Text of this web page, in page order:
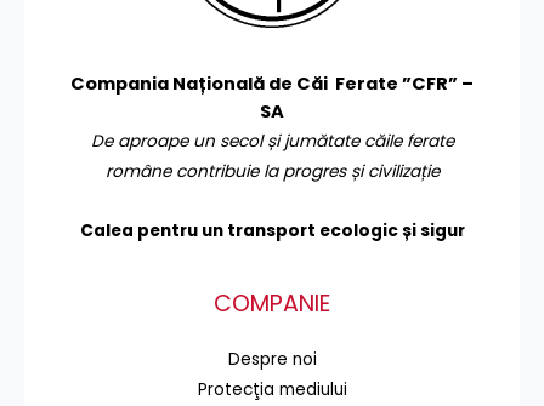
Compania Națională de Căi Ferate ”CFR” –
SA
De aproape un secol și jumătate căile ferate
române contribuie la progres și civilizație
Calea pentru un transport ecologic și sigur
COMPANIE
Despre noi
Protecţia mediului